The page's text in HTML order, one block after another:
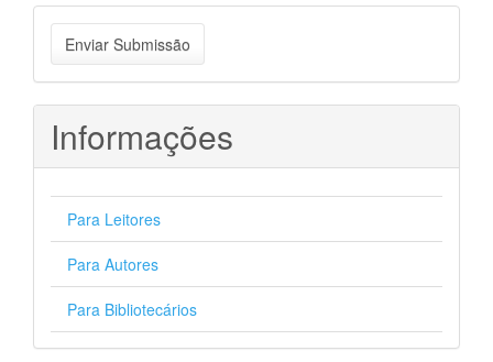
Enviar
Submissão
Enviar Submissão
Informações
Para Leitores
Para Autores
Para Bibliotecários